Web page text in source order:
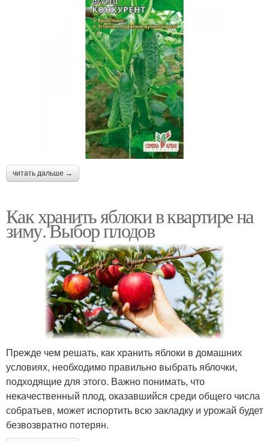
читать дальше →
Как хранить яблоки в квартире на
зиму. Выбор плодов
Прежде чем решать, как хранить яблоки в домашних
условиях, необходимо правильно выбрать яблочки,
подходящие для этого. Важно понимать, что
некачественный плод, оказавшийся среди общего числа
собратьев, может испортить всю закладку и урожай будет
безвозвратно потерян.